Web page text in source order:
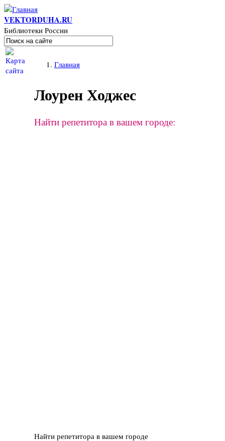
Перейти к основному содержанию
VEKTORDUHA.RU
Библиотеки России
Форма поиска
Поиск
Вы здесьГлавная
Лоурен Ходжес
Найти репетитора в вашем городе:
Найти репетитора в вашем городе